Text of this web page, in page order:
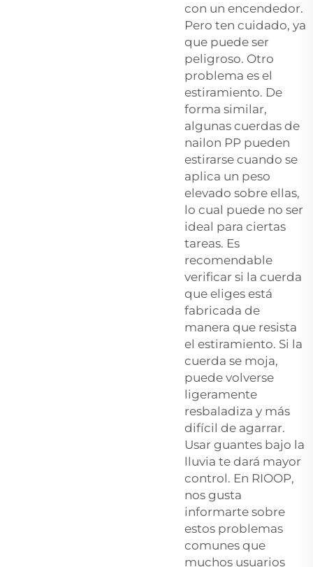
con un encendedor.
Pero ten cuidado, ya
que puede ser
peligroso. Otro
problema es el
estiramiento. De
forma similar,
algunas cuerdas de
nailon PP pueden
estirarse cuando se
aplica un peso
elevado sobre ellas,
lo cual puede no ser
ideal para ciertas
tareas. Es
recomendable
verificar si la cuerda
que eliges está
fabricada de
manera que resista
el estiramiento. Si la
cuerda se moja,
puede volverse
ligeramente
resbaladiza y más
difícil de agarrar.
Usar guantes bajo la
lluvia te dará mayor
control. En RIOOP,
nos gusta
informarte sobre
estos problemas
comunes que
muchos usuarios